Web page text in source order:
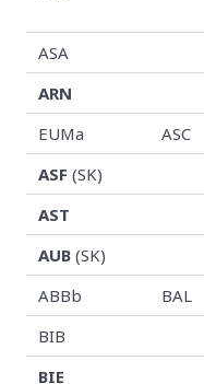
ASA
ARN
EUMa
ASC
ASF(SK)
AST
AUB(SK)
ABBb
BAL
BIB
BIE